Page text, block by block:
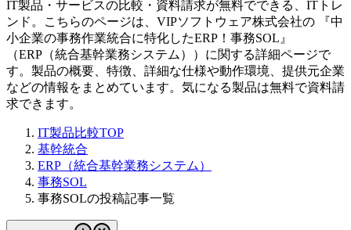
IT製品・サービスの比較・資料請求が無料でできる、ITトレ
ンド。こちらのページは、 VIPソフトウェア株式会社の 『中
小企業の事務作業統合に特化したERP！ 事務SOL 』
（ERP（統合基幹業務システム）
）に関する詳細ページで
す。製品の概要、特徴、詳細な仕様や動作環境、提供元企業
などの情報をまとめています。気になる製品は無料で資料請
求できます。
IT製品比較TOP
基幹統合
ERP（統合基幹業務システム）
事務SOL
事務SOLの投稿記事一覧